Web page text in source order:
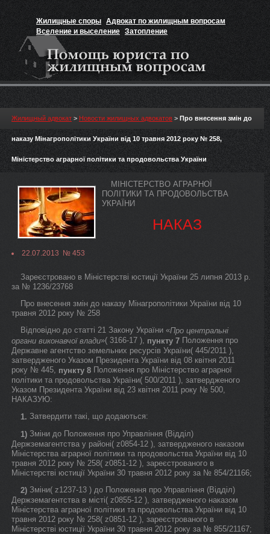
Жилищные споры Адвокат по жилищным вопросам
Вселение и выселение Затопление
Признание прав на жильё
Жилищный адвокат > Новости жилищных адвокатов > Про внесення змін до
наказу Мінагрополітики України від 10 травня 2012 року № 258,
Міністерство аграрної політики та продовольства України
МІНІСТЕРСТВО АГРАРНОЇ
ПОЛІТИКИ ТА ПРОДОВОЛЬСТВА
УКРАЇНИ
НАКАЗ
22.07.2013 № 453
Зареєстровано в Міністерстві юстиції України 25 липня 2013 р.
за № 1236/23768
Про внесення змін до наказу Мінагрополітики України від 10
травня 2012 року № 258
Відповідно до статті 21 Закону України «Про центральні
органи виконавчої влади»( 3166-17 ), пункту 7 Положення про
Державне агентство земельних ресурсів України( 445/2011 ),
затвердженого Указом Президента України від 08 квітня 2011
року № 445, пункту 8 Положення про Міністерство аграрної
політики та продовольства України( 500/2011 ), затвердженого
Указом Президента України від 23 квітня 2011 року № 500,
НАКАЗУЮ:
1. Затвердити такі, що додаються:
1) Зміни до Положення про Управління (Відділ)
Держземагентства у районі( z0854-12 ), затвердженого наказом
Міністерства аграрної політики та продовольства України від 10
травня 2012 року № 258( z0851-12 ), зареєстрованого в
Міністерстві юстиції України 30 травня 2012 року за № 854/21166;
2) Зміни( z1237-13 ) до Положення про Управління (Відділ)
Держземагентства в місті( z0855-12 ), затвердженого наказом
Міністерства аграрної політики та продовольства України від 10
травня 2012 року № 258( z0851-12 ), зареєстрованого в
Міністерстві юстиції України 30 травня 2012 року за № 855/21167;